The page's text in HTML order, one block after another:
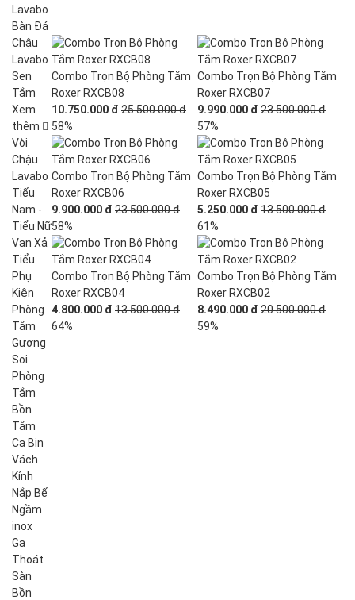
Lavabo
Bàn Đá
Chậu
Lavabo
Sen
Tắm
Xem
thêm
Vòi
Chậu
Lavabo
Tiểu
Nam -
Tiểu Nữ
Van Xả
Tiểu
Phụ
Kiện
Phòng
Tắm
Gương
Soi
Phòng
Tắm
Bồn
Tắm
Ca Bin
Vách
Kính
Nắp Bể
Ngầm
inox
Ga
Thoát
Sàn
Bồn
Combo Trọn Bộ Phòng Tắm
Roxer RXCB08
10.750.000 đ 25.500.000 đ
58%
Combo Trọn Bộ Phòng Tắm
Roxer RXCB07
9.990.000 đ 23.500.000 đ
57%
Combo Trọn Bộ Phòng Tắm
Roxer RXCB06
9.900.000 đ 23.500.000 đ
58%
Combo Trọn Bộ Phòng Tắm
Roxer RXCB05
5.250.000 đ 13.500.000 đ
61%
Combo Trọn Bộ Phòng Tắm
Roxer RXCB04
4.800.000 đ 13.500.000 đ
64%
Combo Trọn Bộ Phòng Tắm
Roxer RXCB02
8.490.000 đ 20.500.000 đ
59%